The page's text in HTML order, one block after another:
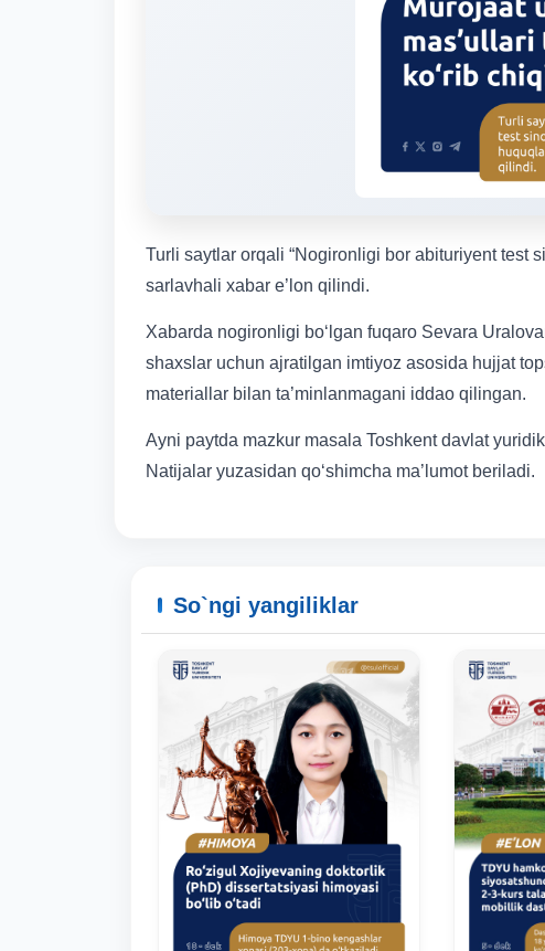
Turli saytlar orqali “Nogironligi bor abituriyent test
sarlavhali xabar e’lon qilindi.
Xabarda nogironligi bo‘lgan fuqaro Sevara
shaxslar uchun ajratilgan imtiyoz asosida hujjat
materiallar bilan ta’minlanmagani iddao qilingan.
Ayni paytda mazkur masala Toshkent davlat
Natijalar yuzasidan qo‘shimcha ma’lumot beriladi.
So`ngi yangiliklar